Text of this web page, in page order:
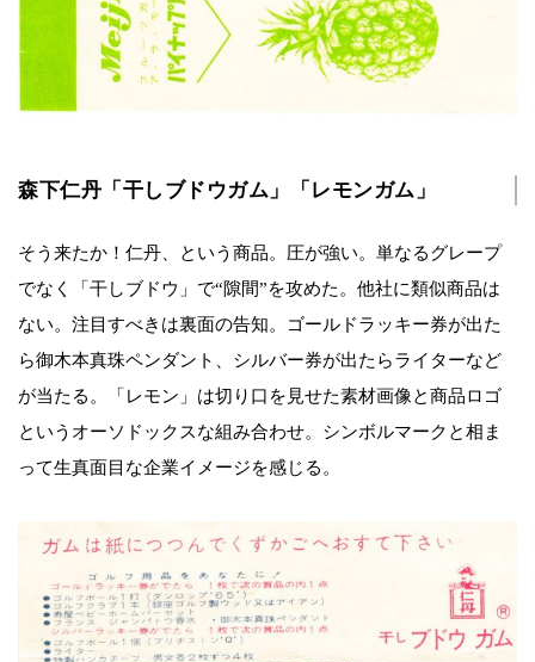
森下仁丹「干しブドウガム」「レモンガム」
そう来たか！仁丹、という商品。圧が強い。単なるグレープ
でなく「干しブドウ」で“隙間”を攻めた。他社に類似商品は
ない。注目すべきは裏面の告知。ゴールドラッキー券が出た
ら御木本真珠ペンダント、シルバー券が出たらライターなど
が当たる。「レモン」は切り口を見せた素材画像と商品ロゴ
というオーソドックスな組み合わせ。シンボルマークと相ま
って生真面目な企業イメージを感じる。